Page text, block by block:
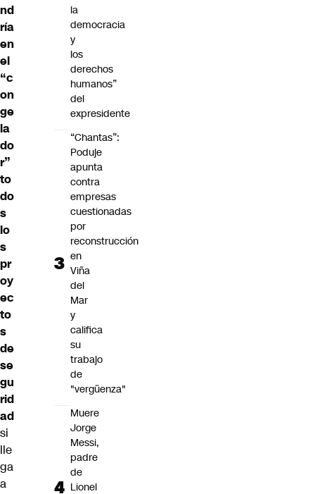
nd
ría
en
el
“c
on
ge
la
do
r”
to
do
s
lo
s
pr
oy
ec
to
s
de
se
gu
rid
ad
si
lle
ga
a
la
democracia
y
los
derechos
humanos”
del
expresidente
“Chantas”:
Poduje
apunta
contra
empresas
cuestionadas
por
reconstrucción
en
Viña
del
Mar
y
califica
su
trabajo
de
"vergüenza"
Muere
Jorge
Messi,
padre
de
Lionel